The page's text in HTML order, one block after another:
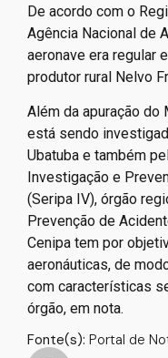
De acordo com o
Agência Nacional de
aeronave era regular
produtor rural Nelvo
Além da apuração
está sendo
Ubatuba e também
Investigação e
(Seripa IV), órgão
Prevenção de
Cenipa tem por
aeronáuticas, de
com características
órgão, em nota.
Fonte(s): Portal de